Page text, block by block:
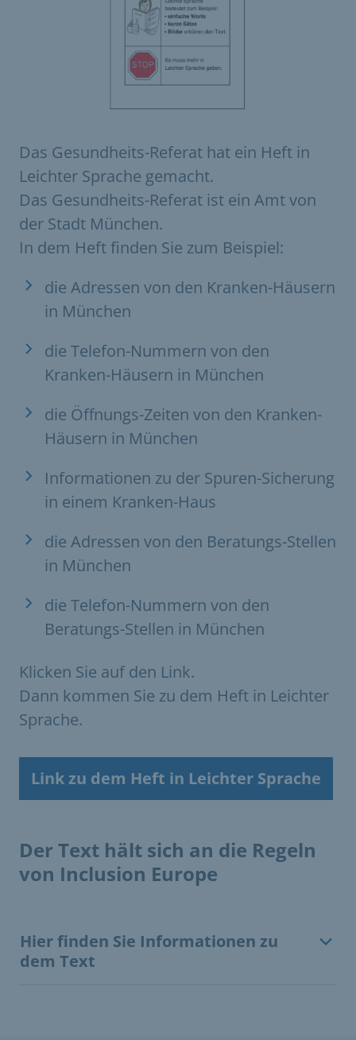
Das Gesundheits-Referat hat ein Heft in
Leichter Sprache gemacht.
Das Gesundheits-Referat ist ein Amt von
der Stadt München.
In dem Heft finden Sie zum Beispiel:
die Adressen von den Kranken-Häusern
in München
die Telefon-Nummern von den
Kranken-Häusern in München
die Öffnungs-Zeiten von den Kranken-
Häusern in München
Informationen zu der Spuren-Sicherung
in einem Kranken-Haus
die Adressen von den Beratungs-Stellen
in München
die Telefon-Nummern von den
Beratungs-Stellen in München
Klicken Sie auf den Link.
Dann kommen Sie zu dem Heft in Leichter
Sprache.
Link zu dem Heft in Leichter Sprache
Der Text hält sich an die Regeln
von Inclusion Europe
Hier finden Sie Informationen zu
dem Text